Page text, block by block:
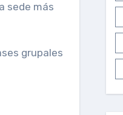
sede más
grupales